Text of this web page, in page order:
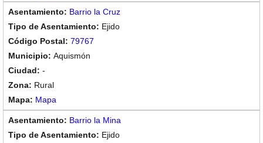
Barrio la Cruz
Ejido
79767
Aquismón
-
Rural
Mapa
Barrio la Mina
Ejido